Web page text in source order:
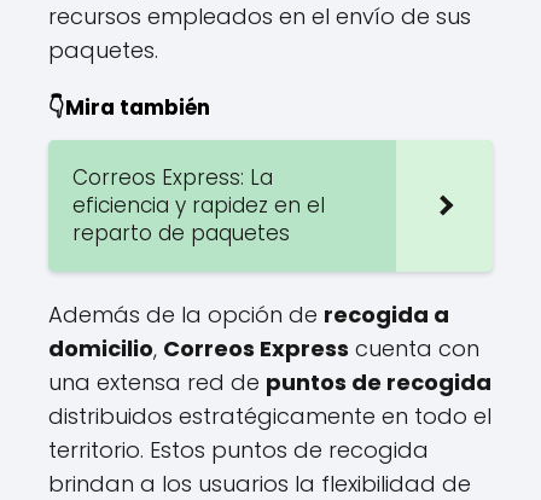
recursos empleados en el envío de sus
paquetes.
👇Mira también
Correos Express: La
eficiencia y rapidez en el
reparto de paquetes
Además de la opción de recogida a
domicilio, Correos Express cuenta con
una extensa red de puntos de recogida
distribuidos estratégicamente en todo el
territorio. Estos puntos de recogida
brindan a los usuarios la flexibilidad de